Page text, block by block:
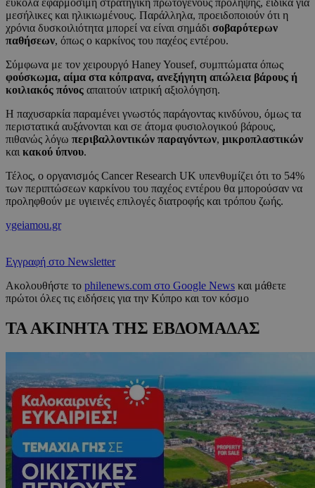
εύκολα εφαρμόσιμη στρατηγική πρωτογενούς πρόληψης, ειδικά για
μεσήλικες και ηλικιωμένους. Παράλληλα, προειδοποιούν ότι η
χρόνια δυσκοιλιότητα μπορεί να είναι σημάδι σοβαρότερων
παθήσεων, όπως ο καρκίνος του παχέος εντέρου.
Σύμφωνα με τον χειρουργό Haney Yousef, συμπτώματα όπως
φούσκωμα, αίμα στα κόπρανα, ανεξήγητη απώλεια βάρους ή
κοιλιακός πόνος απαιτούν ιατρική αξιολόγηση.
Η παχυσαρκία παραμένει γνωστός παράγοντας κινδύνου, όμως τα
περιστατικά αυξάνονται και σε άτομα φυσιολογικού βάρους,
πιθανώς λόγω περιβαλλοντικών παραγόντων, μικροπλαστικών
και κακού ύπνου.
Τέλος, ο οργανισμός Cancer Research UK υπενθυμίζει ότι το 54%
των περιπτώσεων καρκίνου του παχέος εντέρου θα μπορούσαν να
προληφθούν με υγιεινές επιλογές διατροφής και τρόπου ζωής.
ygeiamou.gr
Εγγραφή στο Newsletter
Ακολουθήστε το philenews.com στο Google News και μάθετε
πρώτοι όλες τις ειδήσεις για την Κύπρο και τον κόσμο
ΤΑ ΑΚΙΝΗΤΑ ΤΗΣ ΕΒΔΟΜΑΔΑΣ